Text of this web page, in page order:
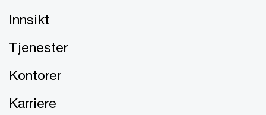
Innsikt
Tjenester
Kontorer
Karriere